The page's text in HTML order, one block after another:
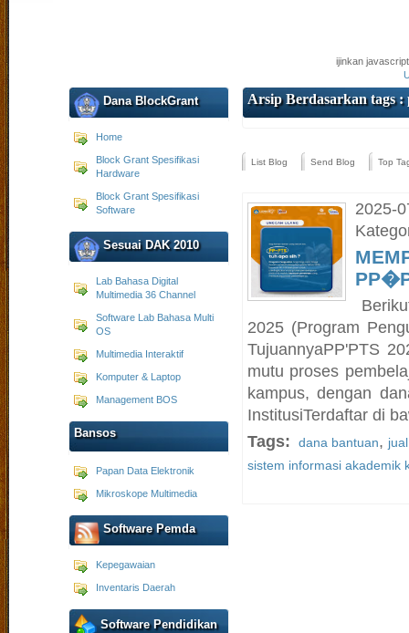
ijinkan
Dana BlockGrant
Home
Block Grant Spesifikasi
Hardware
Block Grant Spesifikasi
Software
Sesuai DAK 2010
Lab Bahasa Digital
Multimedia 36 Channel
Software Lab Bahasa Multi
OS
Multimedia Interaktif
Komputer & Laptop
Management BOS
Bansos
Papan Data Elektronik
Mikroskope Multimedia
Software Pemda
Kepegawaian
Inventaris Daerah
Software Pendidikan
Arsip Berdasarkan tags :
List Blog Send Blog Top
2025-
2025 (Program
TujuannyaPP'PTS
mutu proses
kampus, dengan
InstitusiTerdaftar di
Tags:
dana bantuan,
sistem informasi akademik